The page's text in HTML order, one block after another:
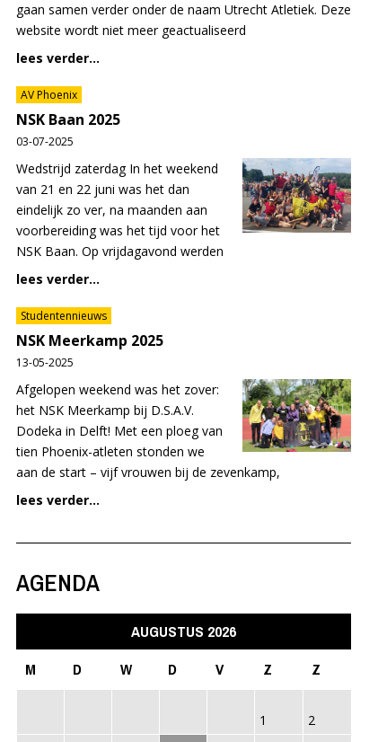
gaan samen verder onder de naam Utrecht Atletiek. Deze
website wordt niet meer geactualiseerd
lees verder...
AV Phoenix
NSK Baan 2025
03-07-2025
Wedstrijd zaterdag In het weekend
van 21 en 22 juni was het dan
eindelijk zo ver, na maanden aan
voorbereiding was het tijd voor het
NSK Baan. Op vrijdagavond werden
lees verder...
Studentennieuws
NSK Meerkamp 2025
13-05-2025
Afgelopen weekend was het zover:
het NSK Meerkamp bij D.S.A.V.
Dodeka in Delft! Met een ploeg van
tien Phoenix-atleten stonden we
aan de start – vijf vrouwen bij de zevenkamp,
lees verder...
AGENDA
AUGUSTUS 2026
M
D W D V Z Z
1 2